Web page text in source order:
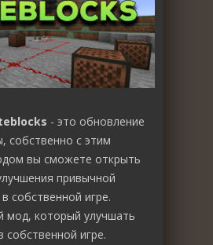
- это обновление
собственно с этим
вы сможете открыть
привычной
собственной игре.
мод, который улучшать
игре.